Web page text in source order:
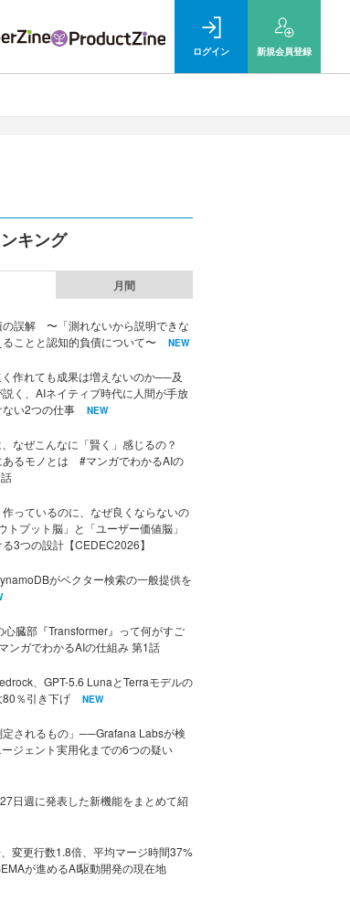
ログイン 新規会員登録
キング
月間
の誤解 〜「測れないから説明できな
ことと認知的負債について〜
NEW
作れても成果は増えないのか──及
説く、AIネイティブ時代に人間が手放
ない2つの仕事
NEW
なぜこんなに「賢く」感じるの？
あるモノとは #マンガでわかるAIの
っているのに、なぜ良くならないの
プット脳」と「ユーザー価値脳」
3つの設計【CEDEC2026】
がベクター検索の一般提供を
心臓部『Transformer』って何がすご
ンガでわかるAIの仕組み 第1話
、GPT-5.6 LunaとTerraモデルの
％引き下げ
NEW
定されるもの」──Grafana Labsが検
ジェント実用化までの6つの疑い
日週に発表した新機能をまとめて紹
変更行数1.8倍、平均マージ時間37%
が進めるAI駆動開発の現在地